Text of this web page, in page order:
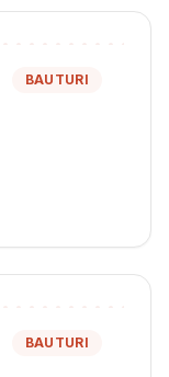
BAUTURI
BAUTURI